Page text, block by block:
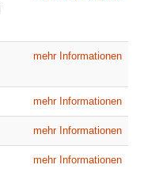
mehr Informationen
mehr Informationen
mehr Informationen
mehr Informationen